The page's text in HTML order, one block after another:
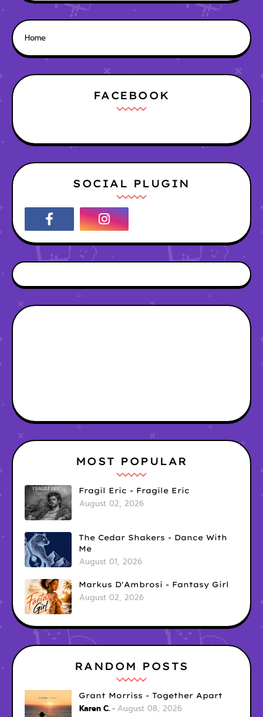
Home
FACEBOOK
SOCIAL PLUGIN
MOST POPULAR
Fragil Eric - Fragile Eric
August 02, 2026
The Cedar Shakers - Dance With
Me
August 01, 2026
Markus D'Ambrosi - Fantasy Girl
August 02, 2026
RANDOM POSTS
Grant Morriss - Together Apart
Karen C. August 08, 2026